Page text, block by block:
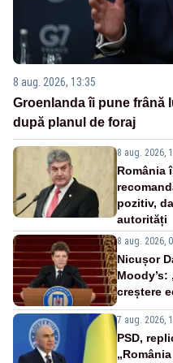
8 aug. 2026, 13:35
Groenlanda îi pune frână
după planul de foraj
8 aug. 2026,
România
pozitiv,
autorități
8 aug. 2026,
Nicușor
creștere
7 aug. 2026,
PSD,